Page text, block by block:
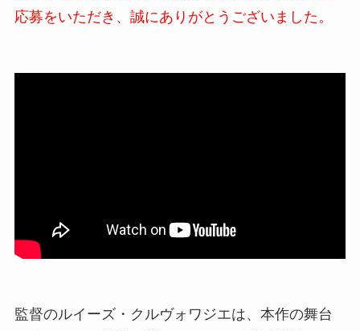
応募をいただき、誠にありがとうございました。
監督のルイーズ・クルヴォワジエは、本作の舞台